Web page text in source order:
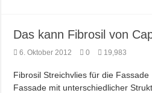
Das kann Fibrosil von
6. Oktober 2012 0 19,983
Fibrosil Streichvlies für die
Fassade mit unterschiedlicher